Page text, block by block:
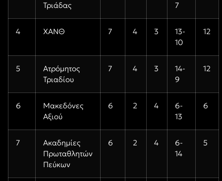
Τριάδας
7
4 ΧΑΝΘ 7 4 3
13-
10
12
5
Ατρόμητος
Τριαδίου
7 4 3
14-
9
12
6
Μακεδόνες
Αξιού
6 2 4
6-
13
6
7
Ακαδημίες
Πρωταθλητών
Πεύκων
6 2 4
6-
14
5